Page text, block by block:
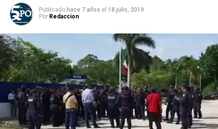
Publicado hace 7 años el 18 julio, 2019
Por Redaccion